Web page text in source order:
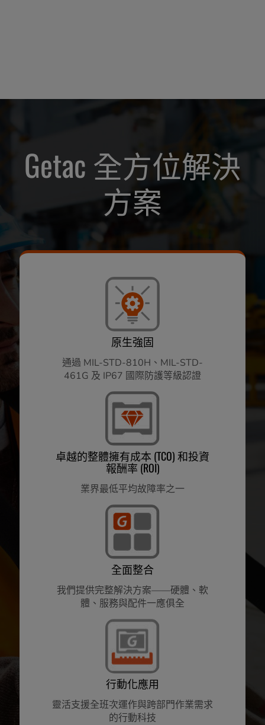
Getac 全方位解決
方案
原生強固
通過 MIL-STD-810H、MIL-STD-
461G 及 IP67 國際防護等級認證
卓越的整體擁有成本 (TCO) 和投資
報酬率 (ROI)
業界最低平均故障率之一
全面整合
我們提供完整解決方案——硬體、軟
體、服務與配件一應俱全
行動化應用
靈活支援全班次運作與跨部門作業需求
的行動科技